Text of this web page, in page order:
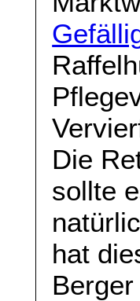
Die
sollte
hat
Berger